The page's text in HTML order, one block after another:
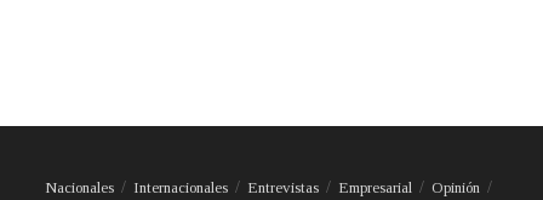
Nacionales Internacionales Entrevistas Empresarial
Opinión